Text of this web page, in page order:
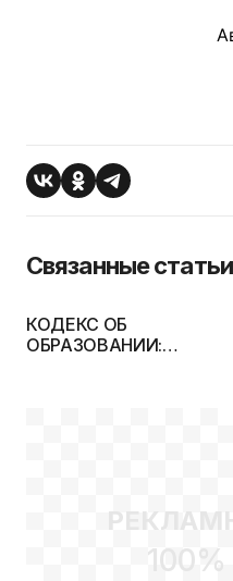
Связанные статьи
КОДЕКС ОБ
ОБРАЗОВАНИИ: